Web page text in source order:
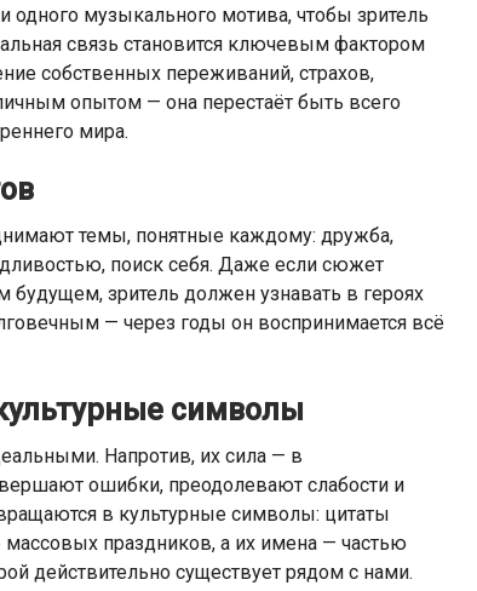
одного музыкального мотива, чтобы зритель
связь становится ключевым фактором
собственных переживаний, страхов,
опытом — она перестаёт быть всего
мира.
темы, понятные каждому: дружба,
поиск себя. Даже если сюжет
будущем, зритель должен узнавать в героях
— через годы он воспринимается всё
символы
Напротив, их сила — в
ошибки, преодолевают слабости и
в культурные символы: цитаты
праздников, а их имена — частью
действительно существует рядом с нами.